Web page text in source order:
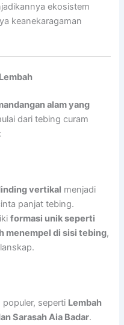
ekosistem
keanekaragaman
alam yang
dari tebing curam
vertikal menjadi
panjat tebing.
formasi unik seperti
menempel di sisi tebing,
populer, seperti Lembah
Sarasah Aia Badar.